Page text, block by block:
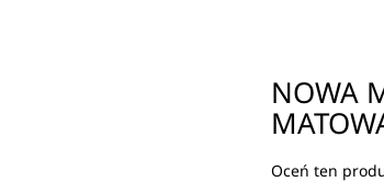
NOWA
Oceń ten